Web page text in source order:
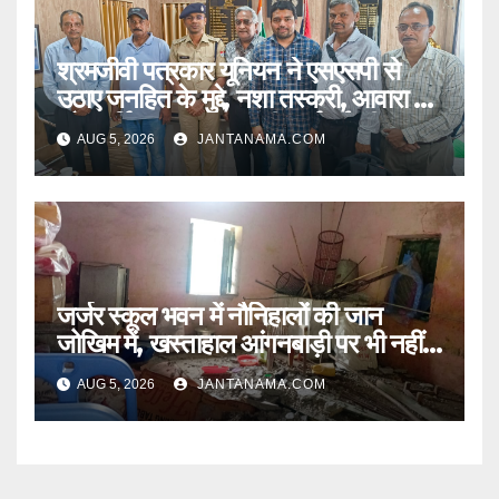
श्रमजीवी पत्रकार यूनियन ने एसएसपी से
उठाए जनहित के मुद्दे, नशा तस्करी, आवारा पशु
और पार्किंग व्यवस्था पर की कार्रवाई की मांग
AUG 5, 2026 JANTANAMA.COM
जर्जर स्कूल भवन में नौनिहालों की जान
जोखिम में, खस्ताहाल आंगनबाड़ी पर भी नहीं
जागा प्रशासन
AUG 5, 2026 JANTANAMA.COM